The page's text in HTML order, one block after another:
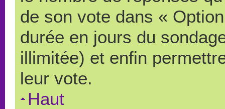
de son vote dans «
durée en jours du
illimitée) et enfin
leur vote.
Haut